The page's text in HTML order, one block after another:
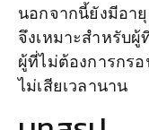
นอกจากนี้ยังมีอา
จึงเหมาะสำหรับผู้
ผู้ที่ไม่ต้องการกร
ไม่เสียเวลานาน